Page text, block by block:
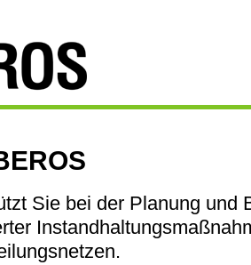
Sie bei der Planung und